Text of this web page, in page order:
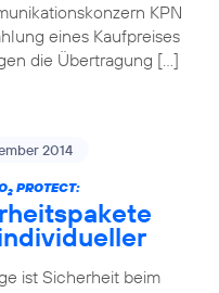
KPN
eines Kaufpreises
die Übertragung […]
2014
2PROTECT:
ist Sicherheit beim